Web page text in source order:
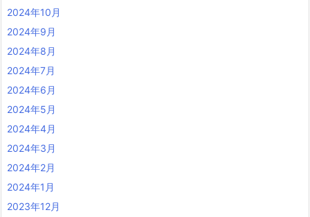
2024年10月
2024年9月
2024年8月
2024年7月
2024年6月
2024年5月
2024年4月
2024年3月
2024年2月
2024年1月
2023年12月